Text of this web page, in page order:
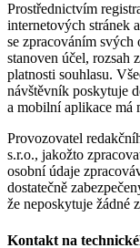
Prostřednictvím
internetových stránek
se zpracováním
stanoven účel, rozsah
platnosti souhlasu.
návštěvník poskytuje
a mobilní aplikace má
Provozovatel
s.r.o., jakožto
osobní údaje
dostatečně
že neposkytuje žádné
Kontakt na